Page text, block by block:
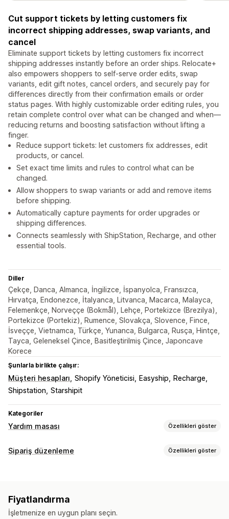
Cut support tickets by letting customers fix
incorrect shipping addresses, swap variants, and
cancel
Eliminate support tickets by letting customers fix incorrect
shipping addresses instantly before an order ships. Relocate+
also empowers shoppers to self-serve order edits, swap
variants, edit gift notes, cancel orders, and securely pay for
differences directly from their confirmation emails or order
status pages. With highly customizable order editing rules, you
retain complete control over what can be changed and when—
reducing returns and boosting satisfaction without lifting a
finger.
Reduce support tickets: let customers fix addresses, edit
products, or cancel.
Set exact time limits and rules to control what can be
changed.
Allow shoppers to swap variants or add and remove items
before shipping.
Automatically capture payments for order upgrades or
shipping differences.
Connects seamlessly with ShipStation, Recharge, and other
essential tools.
Diller
Çekçe, Danca, Almanca, İngilizce, İspanyolca, Fransızca,
Hırvatça, Endonezce, İtalyanca, Litvanca, Macarca, Malayca,
Felemenkçe, Norveççe (Bokmål), Lehçe, Portekizce (Brezilya),
Portekizce (Portekiz), Rumence, Slovakça, Slovence, Fince,
İsveççe, Vietnamca, Türkçe, Yunanca, Bulgarca, Rusça, Hintçe,
Tayca, Geleneksel Çince, Basitleştirilmiş Çince, Japoncave
Korece
Şunlarla birlikte çalışır:
Müşteri hesapları Shopify Yöneticisi Easyship
Recharge
Shipstation Starshipit
Kategoriler
Yardım masası Özellikleri göster
Kanallar
Yanıt şablonları Bilet işlemleri
Üste bildirme
Etiketleme
Sipariş takibi
Sipariş düzenleme Özellikleri göster
Kargo ücretleri Özel nitelikler
Otomatik iş akışları Özel portal
Fiyatlandırma
İşletmenize en uygun planı seçin.